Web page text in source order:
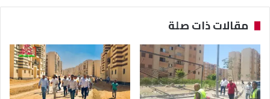
مقالات ذات صلة